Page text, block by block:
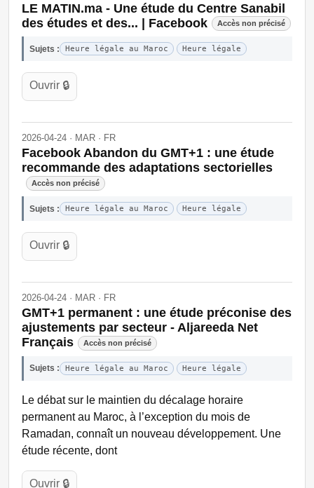
LE MATIN.ma - Une étude du Centre Sanabil
des études et des... | Facebook
Accès non précisé
Sujets : Heure légale au Maroc Heure légale
Ouvrir 🔒
2026-04-24 · MAR · FR
Facebook Abandon du GMT+1 : une étude
recommande des adaptations sectorielles
Accès non précisé
Sujets : Heure légale au Maroc Heure légale
Ouvrir 🔒
2026-04-24 · MAR · FR
GMT+1 permanent : une étude préconise des
ajustements par secteur - Aljareeda Net
Français
Accès non précisé
Sujets : Heure légale au Maroc Heure légale
Le débat sur le maintien du décalage horaire
permanent au Maroc, à l’exception du mois de
Ramadan, connaît un nouveau développement. Une
étude récente, dont
Ouvrir 🔒